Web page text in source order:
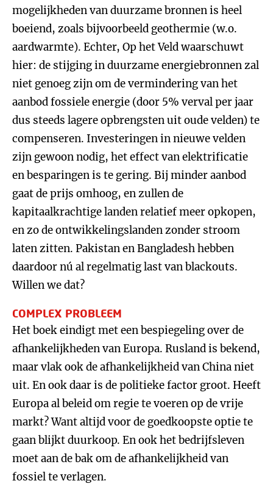
mogelijkheden van duurzame bronnen is heel
boeiend, zoals bijvoorbeeld geothermie (w.o.
aardwarmte). Echter, Op het Veld waarschuwt
hier: de stijging in duurzame energiebronnen zal
niet genoeg zijn om de vermindering van het
aanbod fossiele energie (door 5% verval per jaar
dus steeds lagere opbrengsten uit oude velden) te
compenseren. Investeringen in nieuwe velden
zijn gewoon nodig, het effect van elektrificatie
en besparingen is te gering. Bij minder aanbod
gaat de prijs omhoog, en zullen de
kapitaalkrachtige landen relatief meer opkopen,
en zo de ontwikkelingslanden zonder stroom
laten zitten. Pakistan en Bangladesh hebben
daardoor nú al regelmatig last van blackouts.
Willen we dat?
COMPLEX PROBLEEM
Het boek eindigt met een bespiegeling over de
afhankelijkheden van Europa. Rusland is bekend,
maar vlak ook de afhankelijkheid van China niet
uit. En ook daar is de politieke factor groot. Heeft
Europa al beleid om regie te voeren op de vrije
markt? Want altijd voor de goedkoopste optie te
gaan blijkt duurkoop. En ook het bedrijfsleven
moet aan de bak om de afhankelijkheid van
fossiel te verlagen.